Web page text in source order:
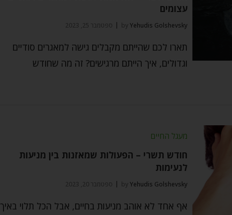
עצומים
by Yehudis Golshevsky ספטמבר 25, 2023
תארו לכם שהייתם מקבלים גישה למאגרים סודיים
וגדולים, איך הייתם מרגישים? זה מה שחודש
מעגל החיים
חודש תשרי – הפעולות שמאזנות בין מניעות
לנעימות
by Yehudis Golshevsky ספטמבר 20, 2023
אף אחד לא אוהב מניעות בחיים, אבל הכל תלוי באיך